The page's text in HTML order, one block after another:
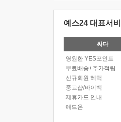
예스24 대표서
싸다
영원한 YES포인트
무료배송+추가적립
신규회원 혜택
중고샵/바이백
제휴카드 안내
애드온